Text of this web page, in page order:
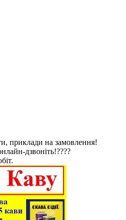
приклади на замовлення!
дзвоніть!????